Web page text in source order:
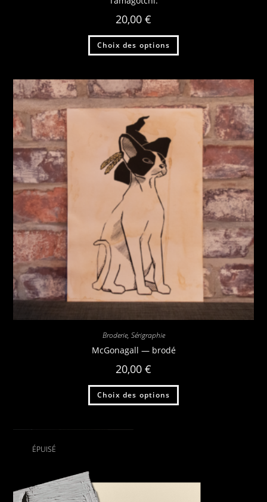
20,00 €
Choix des options
Broderie, Sérigraphie
McGonagall — brodé
20,00 €
Choix des options
ÉPUISÉ